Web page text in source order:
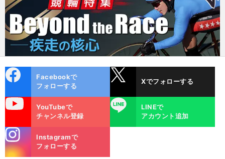
ok
Facebookで
フォローする
Xでフォローする
YouTubeで
チャンネル登録
LINE
LINEで
アカウント追加
m
Instagramで
フォローする